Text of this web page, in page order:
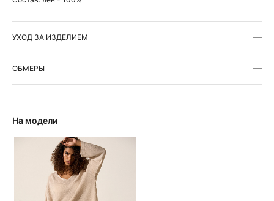
УХОД ЗА ИЗДЕЛИЕМ
ОБМЕРЫ
На модели